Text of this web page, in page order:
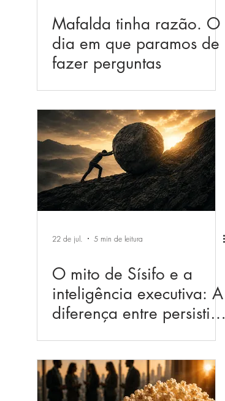
Mafalda tinha razão. O
dia em que paramos de
fazer perguntas
22 de jul. 5 min de leitura
O mito de Sísifo e a
inteligência executiva: A
diferença entre persistir e